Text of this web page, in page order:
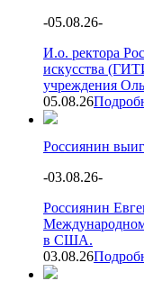
-05.08.26-
И.о. ректора
искусства
учреждения
05.08.26
Россиянин
-03.08.26-
Россиянин
в США.
03.08.26